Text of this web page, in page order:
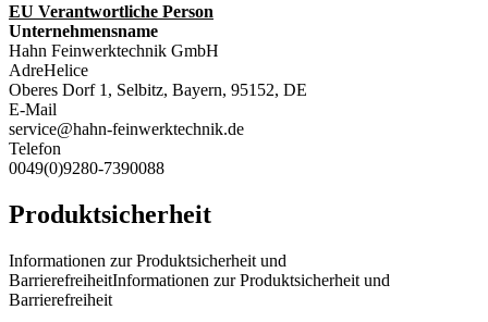
EU Verantwortliche Person
Unternehmensname
Hahn Feinwerktechnik GmbH
AdreHelice
Oberes Dorf 1, Selbitz, Bayern, 95152, DE
E-Mail
service@hahn-feinwerktechnik.de
Telefon
0049(0)9280-7390088
Produktsicherheit
Informationen zur Produktsicherheit und
BarrierefreiheitInformationen zur Produktsicherheit und
Barrierefreiheit